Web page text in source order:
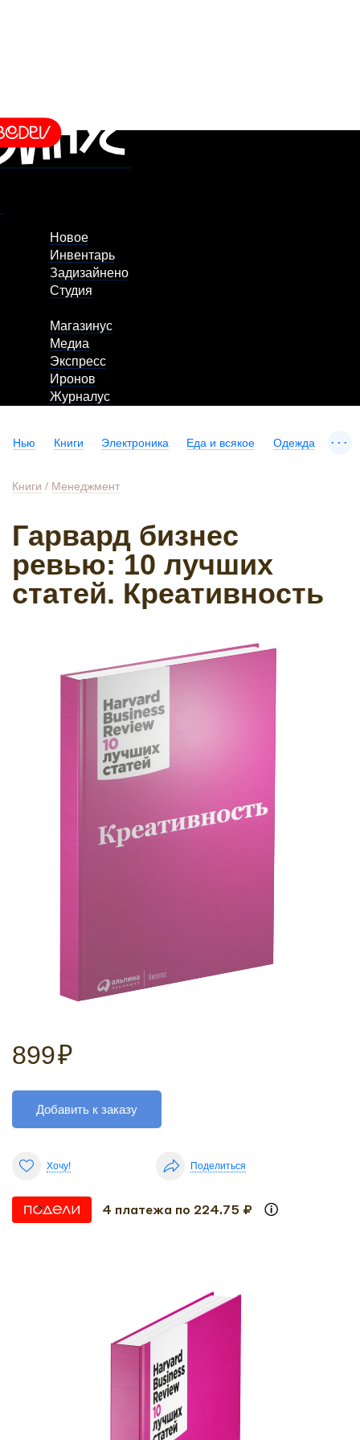
Новое
Инвентарь
Задизайнено
Студия
Магазинус
Медиа
Экспресс
Иронов
Журналус
Нью Книги Электроника Еда и всякое Одежда ...
Книги / Менеджмент
Гарвард бизнес
ревью: 10 лучших
статей. Креативность
899₽
Добавить к заказу
Хочу! Поделиться
4 платежа по 224.75 ₽